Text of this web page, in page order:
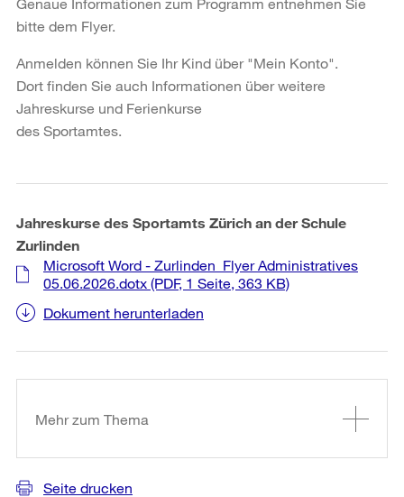
bitte dem Flyer.
Anmelden können Sie Ihr Kind über "Mein Konto".
Dort finden Sie auch Informationen über weitere
Jahreskurse und Ferienkurse
des Sportamtes.
Jahreskurse des Sportamts Zürich an der Schule
Zurlinden
Microsoft Word - Zurlinden_Flyer Administratives
05.06.2026.dotx (PDF, 1 Seite, 363 KB)
Dokument herunterladen
Informationen
Mehr zum Thema
Seite drucken